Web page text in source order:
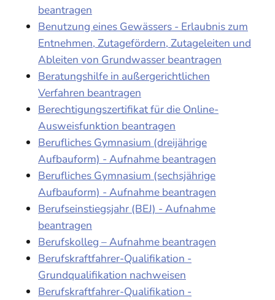
beantragen
Benutzung eines Gewässers - Erlaubnis zum
Entnehmen, Zutagefördern, Zutageleiten und
Ableiten von Grundwasser beantragen
Beratungshilfe in außergerichtlichen
Verfahren beantragen
Berechtigungszertifikat für die Online-
Ausweisfunktion beantragen
Berufliches Gymnasium (dreijährige
Aufbauform) - Aufnahme beantragen
Berufliches Gymnasium (sechsjährige
Aufbauform) - Aufnahme beantragen
Berufseinstiegsjahr (BEJ) - Aufnahme
beantragen
Berufskolleg – Aufnahme beantragen
Berufskraftfahrer-Qualifikation -
Grundqualifikation nachweisen
Berufskraftfahrer-Qualifikation -